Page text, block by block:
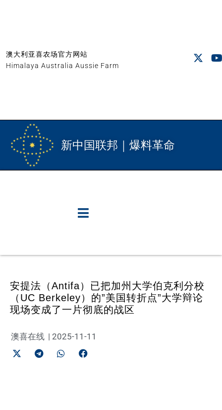
澳大利亚喜农场官方网站
Himalaya Australia Aussie Farm
新中国联邦｜爆料革命
安提法（Antifa）已把加州大学伯克利分校
（UC Berkeley）的”美国转折点”大学辩论
现场变成了一片彻底的战区
澳喜在线 | 2025-11-11